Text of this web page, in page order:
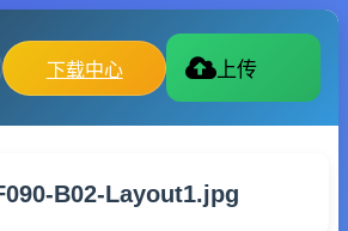
下载中心 上传
B02-Layout1.jpg